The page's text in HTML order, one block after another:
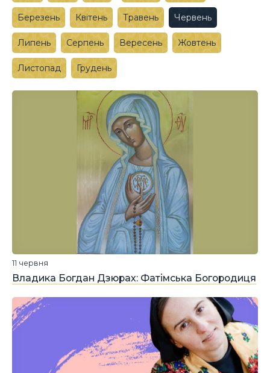
Березень Квітень Травень Червень
Липень Серпень Вересень Жовтень
Листопад Грудень
Владика Богдан Дзюрах: Фатімська Богородиця
11 червня